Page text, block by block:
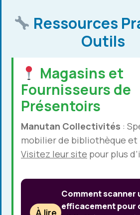
Ressources
Outils
Magasins et
Fournisseurs de
Présentoirs
Manutan Collectivités :
mobilier de bibliothèque et
Visitez leur site pour plus
À lire
Comment scanner
efficacement pour